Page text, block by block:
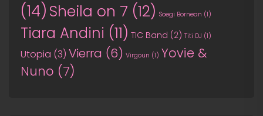
(14) Sheila on 7 (12) Soegi Bornean (1)
Tiara Andini (11) TIC Band (2) Titi DJ (1)
Utopia (3) Vierra (6) Virgoun (1) Yovie &
Nuno (7)